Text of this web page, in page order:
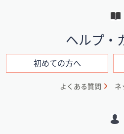
ン
ヘルプ・
初めての方へ
よくある質問 ネ